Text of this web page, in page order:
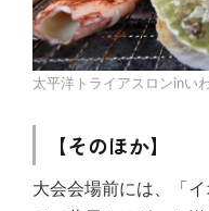
太平洋トライアスロンinい
【そのほか】
大会会場前には、「